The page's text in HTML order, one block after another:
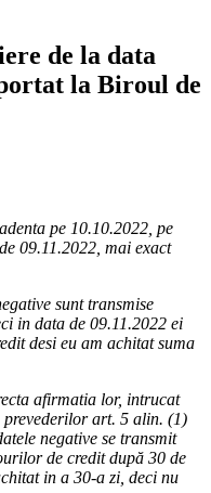
de la data
la Biroul de
pe 10.10.2022, pe
09.11.2022, mai exact
sunt transmise
in data de 09.11.2022 ei
desi eu am achitat suma
afirmatia lor, intrucat
prevederilor art. 5 alin. (1)
negative se transmit
de credit după 30 de
in a 30-a zi, deci nu